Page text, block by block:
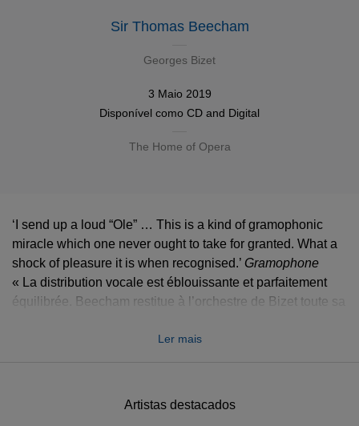
Sir Thomas Beecham
Georges Bizet
3 Maio 2019
Disponível como CD and Digital
The Home of Opera
Artistas destacados
Gramophone
‘I send up a loud “Ole” … This is a kind of gramophonic
miracle which one never ought to take for granted. What a
shock of pleasure it is when recognised.’ Gramophone
« La distribution vocale est éblouissante et parfaitement
équilibrée. Beecham restitue à l’orchestre de Bizet toute sa
Ler mais